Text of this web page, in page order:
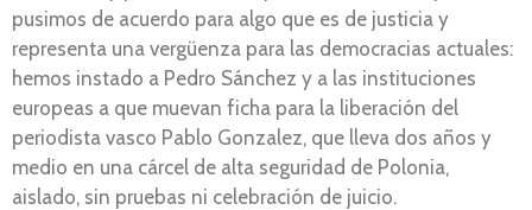
pusimos de acuerdo para algo que es de justicia y
representa una vergüenza para las democracias actuales:
hemos instado a Pedro Sánchez y a las instituciones
europeas a que muevan ficha para la liberación del
periodista vasco Pablo Gonzalez, que lleva dos años y
medio en una cárcel de alta seguridad de Polonia,
aislado, sin pruebas ni celebración de juicio.